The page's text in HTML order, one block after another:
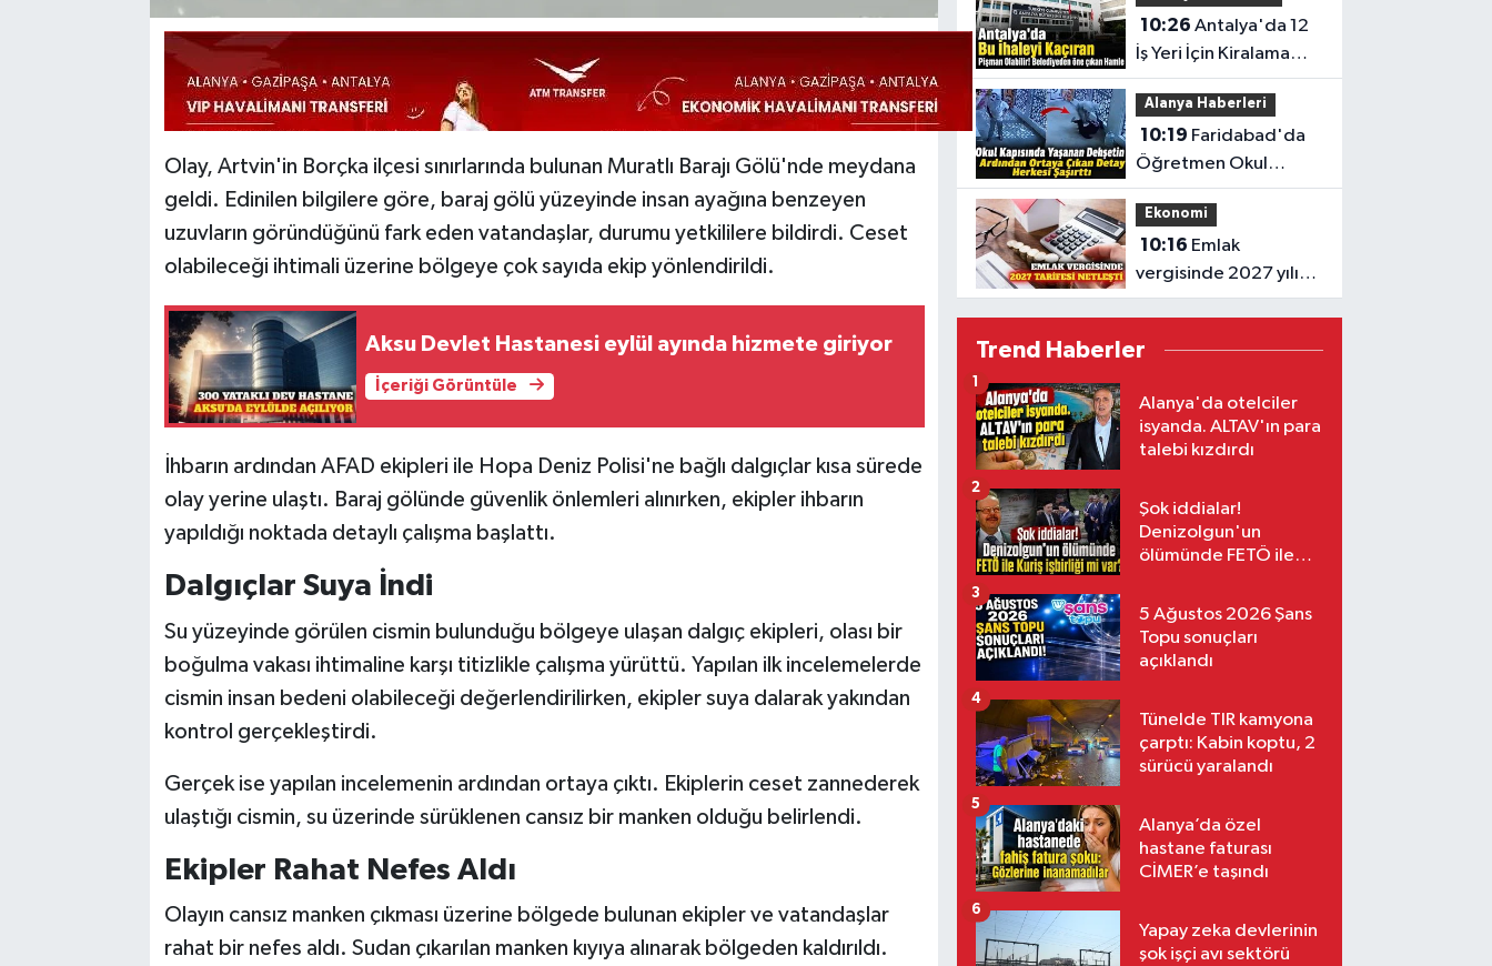
Olay, Artvin'in Borçka ilçesi sınırlarında bulunan Muratlı Barajı Gölü'nde meydana
geldi. Edinilen bilgilere göre, baraj gölü yüzeyinde insan ayağına benzeyen
uzuvların göründüğünü fark eden vatandaşlar, durumu yetkililere bildirdi. Ceset
olabileceği ihtimali üzerine bölgeye çok sayıda ekip yönlendirildi.
Aksu Devlet Hastanesi eylül ayında hizmete giriyor
İçeriği Görüntüle
İhbarın ardından AFAD ekipleri ile Hopa Deniz Polisi'ne bağlı dalgıçlar kısa sürede
olay yerine ulaştı. Baraj gölünde güvenlik önlemleri alınırken, ekipler ihbarın
yapıldığı noktada detaylı çalışma başlattı.
Dalgıçlar Suya İndi
Su yüzeyinde görülen cismin bulunduğu bölgeye ulaşan dalgıç ekipleri, olası bir
boğulma vakası ihtimaline karşı titizlikle çalışma yürüttü. Yapılan ilk incelemelerde
cismin insan bedeni olabileceği değerlendirilirken, ekipler suya dalarak yakından
kontrol gerçekleştirdi.
Gerçek ise yapılan incelemenin ardından ortaya çıktı. Ekiplerin ceset zannederek
ulaştığı cismin, su üzerinde sürüklenen cansız bir manken olduğu belirlendi.
Ekipler Rahat Nefes Aldı
Olayın cansız manken çıkması üzerine bölgede bulunan ekipler ve vatandaşlar
rahat bir nefes aldı. Sudan çıkarılan manken kıyıya alınarak bölgeden kaldırıldı.
10:26 Antalya'da 12
İş Yeri İçin Kiralama
İhalesi Açıldı
Alanya Haberleri
10:19
Öğretmen Okul
Kapısında Bıçaklı
Saldırıda Öldürüldü
Ekonomi
10:16
vergisinde 2027 yılı
metrekare
Trend Haberler
Alanya'da otelciler
isyanda. ALTAV'ın para
talebi kızdırdı
1
Şok iddialar!
Denizolgun'un
ölümünde FETÖ ile
2
5 Ağustos 2026 Şans
Topu sonuçları
açıklandı
3
Tünelde TIR kamyona
çarptı: Kabin koptu, 2
sürücü yaralandı
4
Alanya’da özel
hastane faturası
CİMER’e taşındı
5
Yapay zeka devlerinin
şok işçi avı sektörü
6